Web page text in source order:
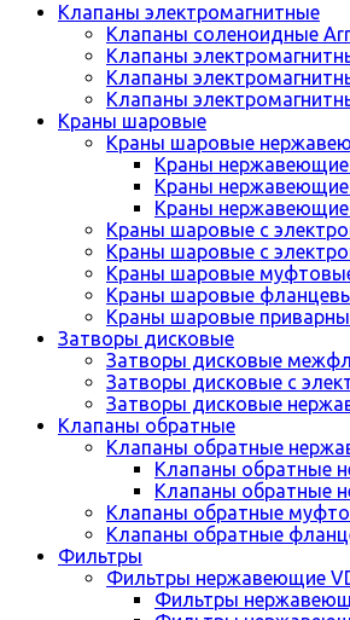
Клапаны электромагнитные
Клапаны соленоидные
Клапаны
Клапаны
Клапаны
Краны шаровые
Краны шаровые
Краны
Краны
Краны нержавеющие
Краны шаровые с
Краны шаровые с
Краны шаровые
Краны шаровые
Краны шаровые
Затворы дисковые
Затворы дисковые
Затворы дисковые с
Затворы дисковые
Клапаны обратные
Клапаны обратные
Клапаны обратные
Клапаны обратные
Клапаны обратные
Клапаны обратные
Фильтры
Фильтры нержавеющие
Фильтры